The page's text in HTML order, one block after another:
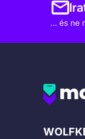
… és ne